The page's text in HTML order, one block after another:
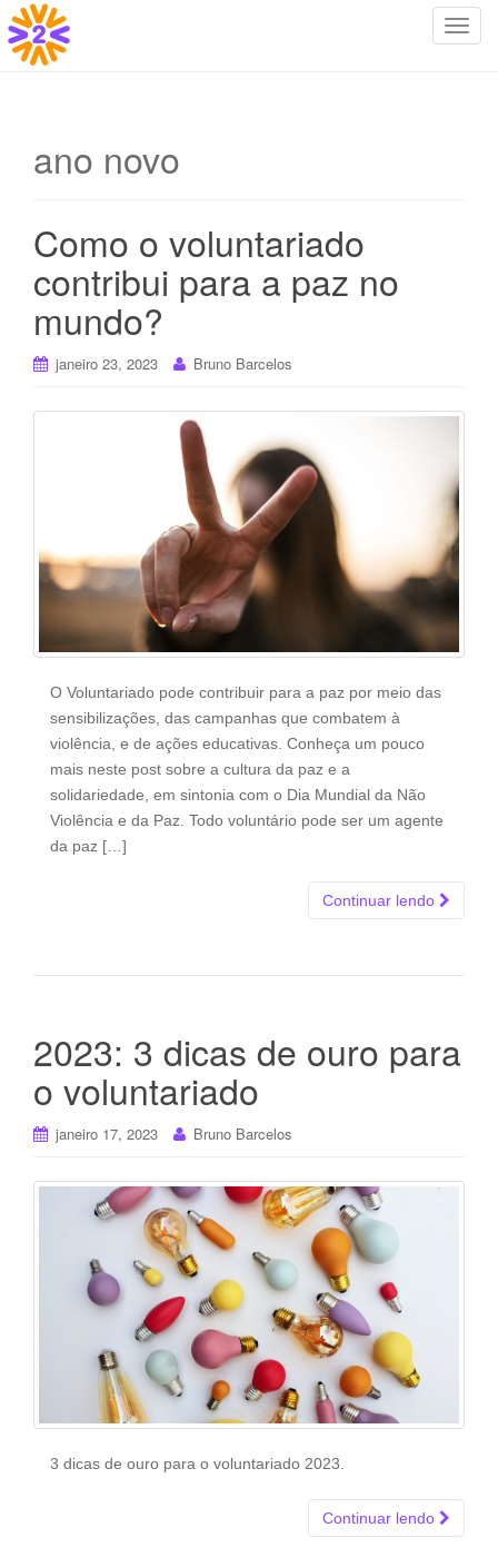
T
n
ano novo
Como o voluntariado
contribui para a paz no
mundo?
janeiro 23, 2023 Bruno Barcelos
O Voluntariado pode contribuir para a paz por meio das
sensibilizações, das campanhas que combatem à
violência, e de ações educativas. Conheça um pouco
mais neste post sobre a cultura da paz e a
solidariedade, em sintonia com o Dia Mundial da Não
Violência e da Paz. Todo voluntário pode ser um agente
da paz […]
Continuar lendo
2023: 3 dicas de ouro para
o voluntariado
janeiro 17, 2023 Bruno Barcelos
3 dicas de ouro para o voluntariado 2023.
Continuar lendo